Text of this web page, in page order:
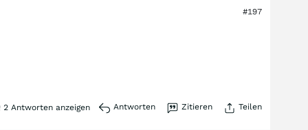
#197
2 Antworten anzeigen Antworten Zitieren Teilen